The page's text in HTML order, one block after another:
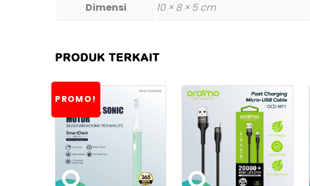
Dimensi
10 × 8 × 5 cm
PRODUK TERKAIT
PROMO!